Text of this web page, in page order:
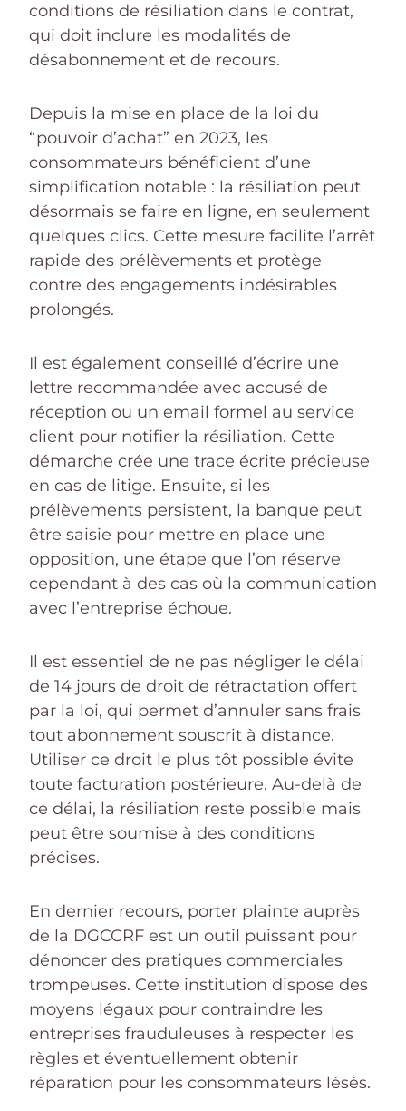
conditions de résiliation dans le contrat,
qui doit inclure les modalités de
désabonnement et de recours.
Depuis la mise en place de la loi du
“pouvoir d’achat” en 2023, les
consommateurs bénéficient d’une
simplification notable : la résiliation peut
désormais se faire en ligne, en seulement
quelques clics. Cette mesure facilite l’arrêt
rapide des prélèvements et protège
contre des engagements indésirables
prolongés.
Il est également conseillé d’écrire une
lettre recommandée avec accusé de
réception ou un email formel au service
client pour notifier la résiliation. Cette
démarche crée une trace écrite précieuse
en cas de litige. Ensuite, si les
prélèvements persistent, la banque peut
être saisie pour mettre en place une
opposition, une étape que l’on réserve
cependant à des cas où la communication
avec l’entreprise échoue.
Il est essentiel de ne pas négliger le délai
de 14 jours de droit de rétractation offert
par la loi, qui permet d’annuler sans frais
tout abonnement souscrit à distance.
Utiliser ce droit le plus tôt possible évite
toute facturation postérieure. Au-delà de
ce délai, la résiliation reste possible mais
peut être soumise à des conditions
précises.
En dernier recours, porter plainte auprès
de la DGCCRF est un outil puissant pour
dénoncer des pratiques commerciales
trompeuses. Cette institution dispose des
moyens légaux pour contraindre les
entreprises frauduleuses à respecter les
règles et éventuellement obtenir
réparation pour les consommateurs lésés.